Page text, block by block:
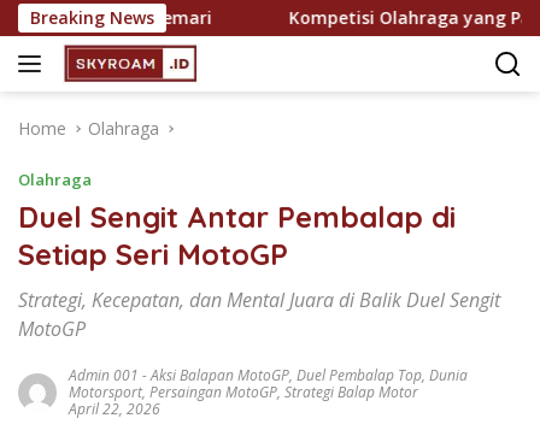
Skip
to
content
Breaking News
Digemari Kompetisi Olahraga yang Paling
Home Olahraga
Olahraga
Duel Sengit Antar Pembalap di
Setiap Seri MotoGP
Strategi, Kecepatan, dan Mental Juara di Balik Duel Sengit
MotoGP
Admin 001 -Aksi Balapan MotoGP, Duel Pembalap Top, Dunia
Motorsport, Persaingan MotoGP, Strategi Balap Motor
April 22, 2026